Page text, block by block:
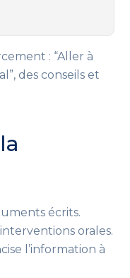
: “Aller à
des conseils et
écrits.
orales.
l’information à